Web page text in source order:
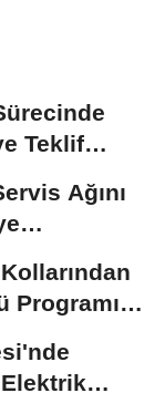
Teklif
Ağını
Programı: